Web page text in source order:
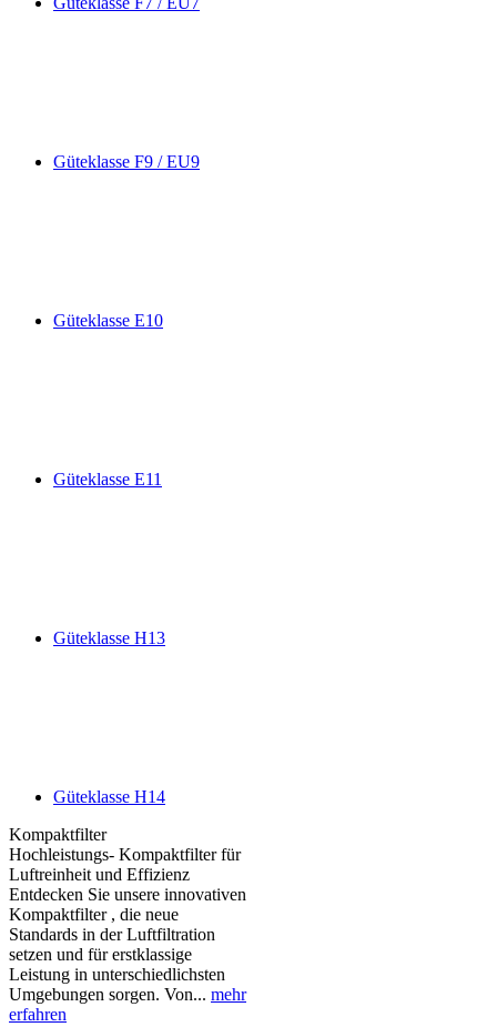
Güteklasse F9 / EU9
Güteklasse E10
Güteklasse E11
Güteklasse H13
Güteklasse H14
Kompaktfilter
Hochleistungs- Kompaktfilter für
Luftreinheit und Effizienz
Entdecken Sie unsere innovativen
Kompaktfilter , die neue
Standards in der Luftfiltration
setzen und für erstklassige
Leistung in unterschiedlichsten
Umgebungen sorgen. Von... mehr
erfahren